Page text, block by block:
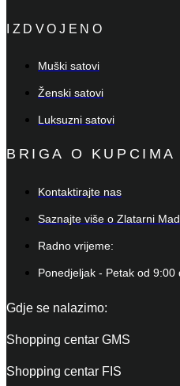
IZDVOJENO
Muški satovi
Ženski satovi
Luksuzni satovi
BRIGA O KUPCIMA
Kontaktirajte nas
Saznajte više o Zlatarni
Radno vrijeme:
Ponedjeljak - Petak od 9:00
Gdje se nalazimo:
Shopping centar GMS
Shopping centar FIS